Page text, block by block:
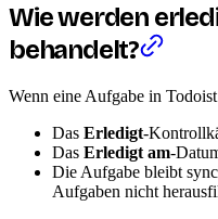
Wie werden
behandelt?
Wenn eine Aufgabe in
Das Erledigt-
Das Erledigt am-
Die Aufgabe bleibt
Aufgaben nicht